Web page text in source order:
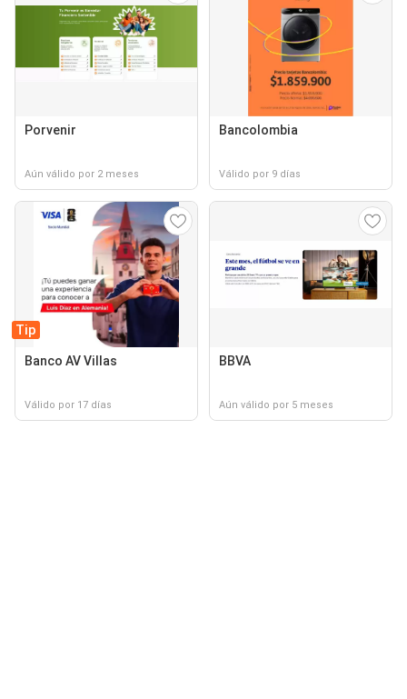
Porvenir
Aún válido por 2 meses
Bancolombia
Válido por 9 días
Tip
Banco AV Villas
Válido por 17 días
BBVA
Aún válido por 5 meses